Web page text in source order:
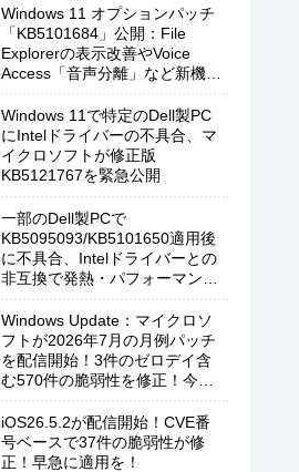
Windows 11 オプションパッチ
「KB5101684」公開：File
Explorerの表示改善やVoice
Access「音声分離」など新機能
Windows 11で特定のDell製PC
にIntelドライバーの不具合、マ
イクロソフトが修正版
KB5121767を緊急公開
一部のDell製PCで
KB5095093/KB5101650適用後
に不具合、Intelドライバーとの
非互換で発熱・パフォーマンス
Windows Update：マイクロソ
フトが2026年7月の月例パッチ
を配信開始！3件のゼロデイ含
む570件の脆弱性を修正！今す
iOS26.5.2が配信開始！CVE番
号ベースで37件の脆弱性が修
正！早急に適用を！